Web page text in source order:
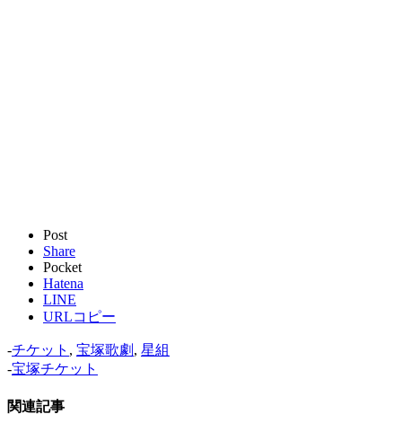
Post
Share
Pocket
Hatena
LINE
URLコピー
-チケット , 宝塚歌劇 , 星組
-宝塚チケット
関連記事